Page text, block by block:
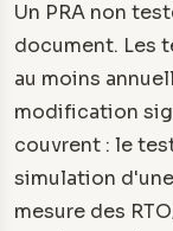
Un PRA non
document. Les
au moins
modification
couvrent : le
simulation
mesure des